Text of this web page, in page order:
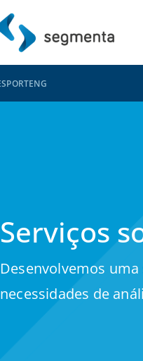
PORTENG
Serviços
Desenvolvemos
necessidades de